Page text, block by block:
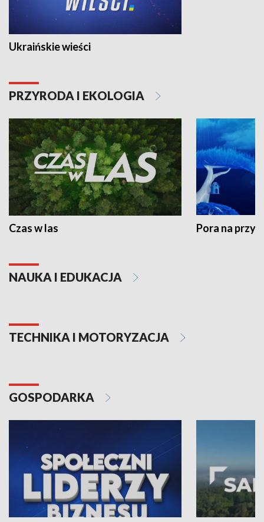
Ukraińskie wieści
PRZYRODA I EKOLOGIA
Czas w las Pora na
NAUKA I EDUKACJA
TECHNIKA I MOTORYZACJA
GOSPODARKA